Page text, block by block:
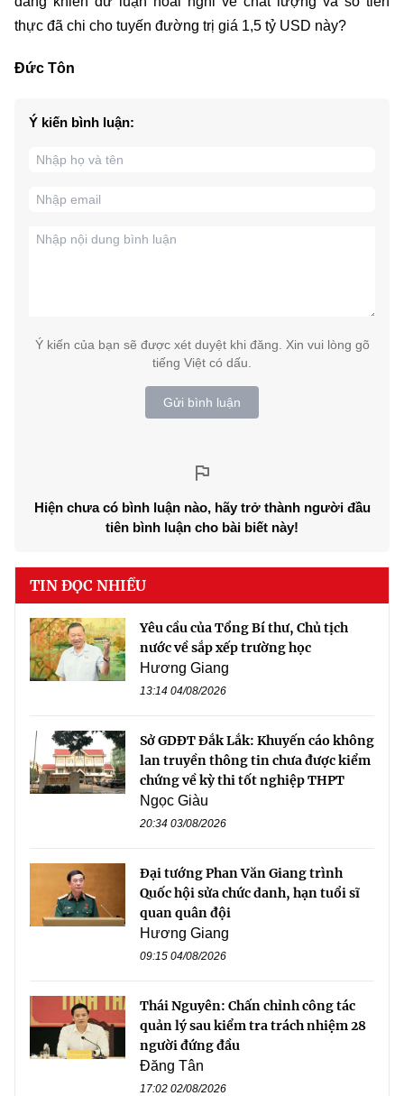
thực đã chi cho tuyến đường trị giá 1,5 tỷ USD này?
Đức Tôn
Ý kiến bình luận:
Ý kiến của bạn sẽ được xét duyệt khi đăng. Xin vui lòng gõ
tiếng Việt có dấu.
Gửi bình luận
Hiện chưa có bình luận nào, hãy trở thành người đầu
tiên bình luận cho bài biết này!
TIN ĐỌC NHIỀU
Yêu cầu của Tổng Bí thư, Chủ tịch
nước về sắp xếp trường học
Hương Giang
13:14 04/08/2026
Sở GDĐT Đắk Lắk: Khuyến cáo không
lan truyền thông tin chưa được kiểm
chứng về kỳ thi tốt nghiệp THPT
Ngọc Giàu
20:34 03/08/2026
Đại tướng Phan Văn Giang trình
Quốc hội sửa chức danh, hạn tuổi sĩ
quan quân đội
Hương Giang
09:15 04/08/2026
Thái Nguyên: Chấn chỉnh công tác
quản lý sau kiểm tra trách nhiệm 28
người đứng đầu
Đăng Tân
17:02 02/08/2026